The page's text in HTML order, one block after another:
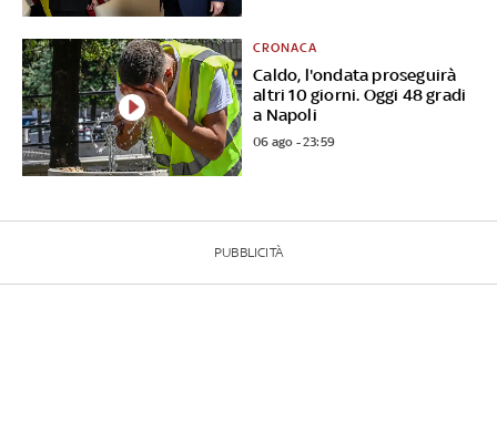
Caldo, l'ondata proseguirà
altri 10 giorni. Oggi 48 gradi
a Napoli
CRONACA
06 ago - 23:59
PUBBLICITÀ